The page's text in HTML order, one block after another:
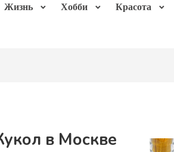
Жизнь Хобби Красота
в Москве